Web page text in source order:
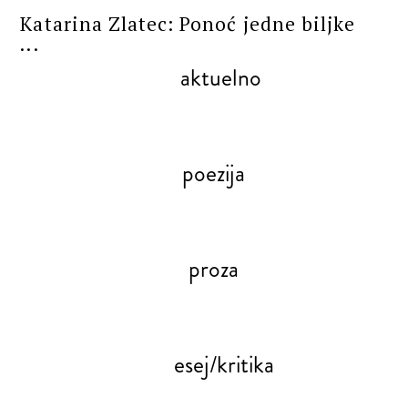
Katarina Zlatec: Ponoć jedne biljke
...
aktuelno
poezija
proza
esej/kritika